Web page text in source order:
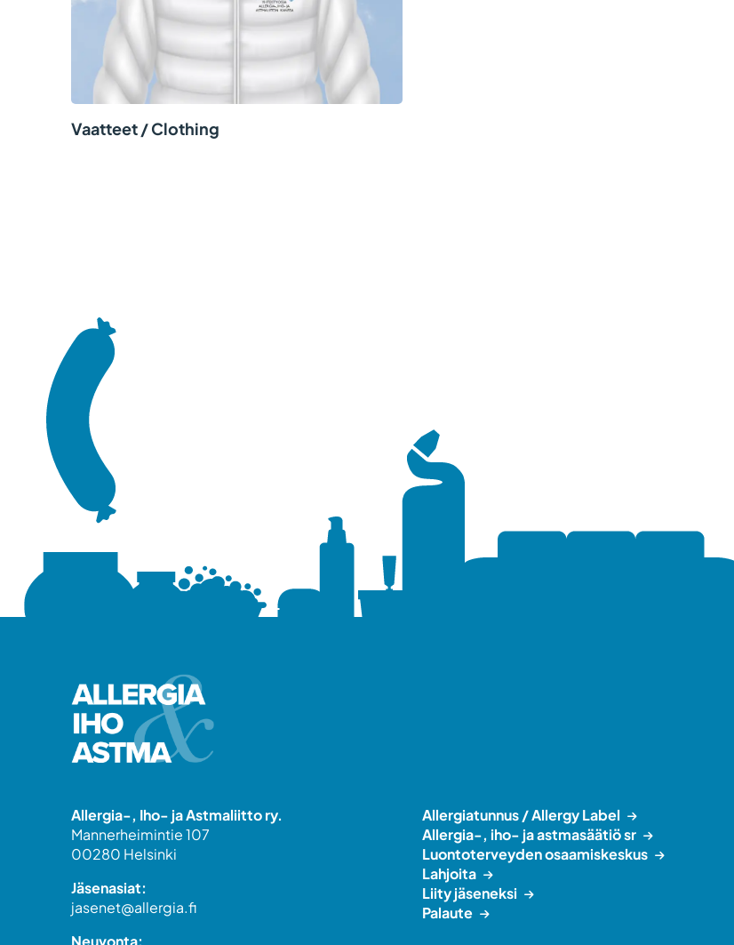
Vaatteet / Clothing
Allergia-, Iho- ja Astmaliitto ry.
Mannerheimintie 107
00280 Helsinki
Jäsenasiat:
jasenet@allergia.fi
Neuvonta:
Allergiatunnus / Allergy Label
Allergia-, iho- ja astmasäätiö sr
Luontoterveyden osaamiskeskus
Lahjoita
Liity jäseneksi
Palaute